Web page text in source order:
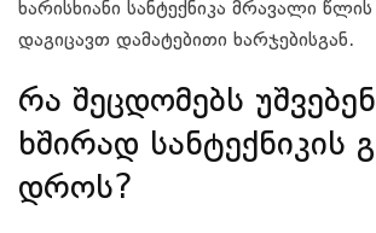
ხარისხიანი სანტექნიკა მრავალი
დაგიცავთ დამატებითი ხარჯებისგან.
რა შეცდომებს
ხშირად სანტექნიკის
დროს?